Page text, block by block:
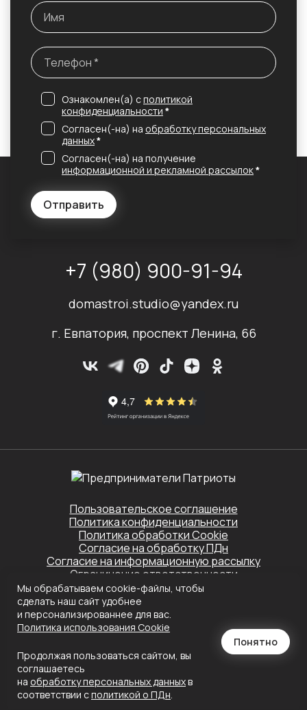
Отправить
Ознакомлен(а) сполитикой
конфиденциальности *
Согласен(-на) на обработку персональных
данных*
Согласен(-на) на получение
информационной и рекламной рассылок*
+7 (980) 900-91-94
domastroi.studio@yandex.ru
г. Евпатория, проспект Ленина, 66
Пользовательское соглашение
Политика конфиденциальности
Политика обработки Cookie
Согласие на обработку ПДн
Согласие на информационную рассылку
Ограничение ответственности
Этот сайт защищён Yandex SmartCaptcha.
ПрименяютсяПолитика конфиденциальности
Создание сайта
Мы обрабатываем cookie-файлы, чтобы
сделать наш сайт удобнее
и персонализированнее для вас.
Политика использования Сookie
Продолжая пользоваться сайтом, вы
соглашаетесь
на обработку персональных данныхв
соответствии сполитикой о ПДн.
Понятно